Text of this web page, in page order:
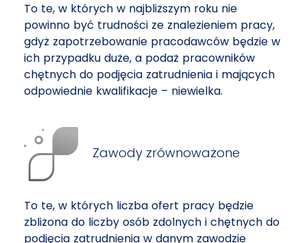
To te, w których w najbliższym roku nie
powinno być trudności ze znalezieniem pracy,
gdyż zapotrzebowanie pracodawców będzie w
ich przypadku duże, a podaż pracowników
chętnych do podjęcia zatrudnienia i mających
odpowiednie kwalifikacje – niewielka.
Zawody zrównoważone
To te, w których liczba ofert pracy będzie
zbliżona do liczby osób zdolnych i chętnych do
podjęcia zatrudnienia w danym zawodzie